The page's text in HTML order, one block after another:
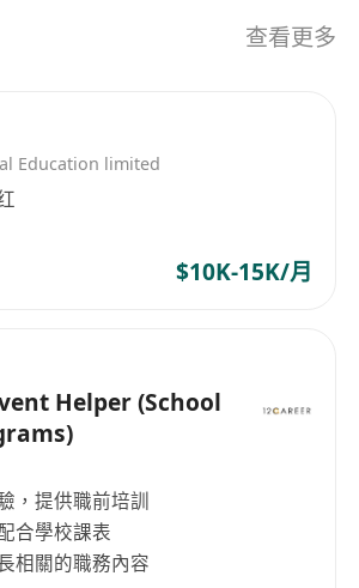
家庭(林前7:14;啟21:3,7)的家
港的離婚男/女問題，與離異婚姻
殘疾人士分類)的家庭和社群 關懷
宗教、文化、健康、性別和政治
網站www.agapas.hk
查看更多
Education limited
$10K-15K/月
Helper (School
，提供職前培訓
合學校課表
相關的職務內容